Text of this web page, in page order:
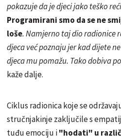
pokazuje da je djeci jako teško
Programirani smo da se ne
loše. Namjerno taj dio radionice
djeca već poznaju jer kad dijete
djeca mu pomažu. Tako dobiva
kaže dalje.
Ciklus radionica koje se
stručnjakinje zaključile s
tuđu emociju i"hodati" u